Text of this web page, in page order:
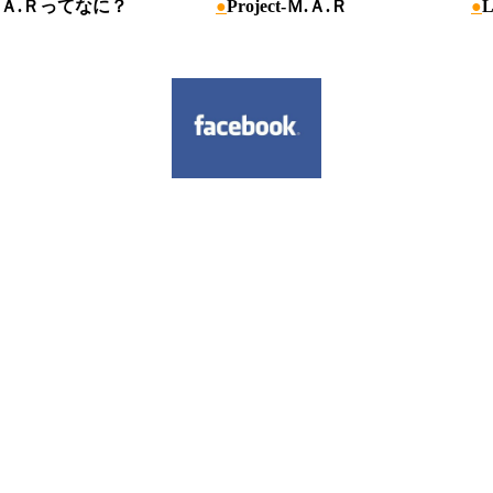
.Ｒってなに？ ●Project-Ｍ.Ａ.Ｒ ●